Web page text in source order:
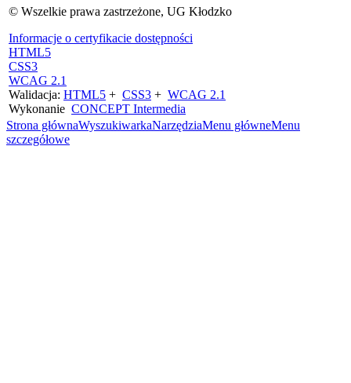
© Wszelkie prawa zastrzeżone, UG Kłodzko
Informacje o certyfikacie dostępności
HTML5
CSS3
WCAG 2.1
Walidacja: HTML5 + CSS3 + WCAG 2.1
Wykonanie CONCEPT Intermedia
Strona głównaWyszukiwarkaNarzędziaMenu główneMenu
szczegółowe